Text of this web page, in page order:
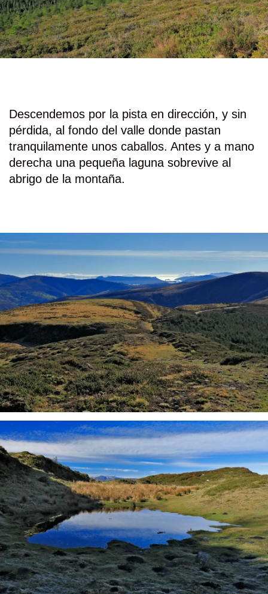
Descendemos por la pista en dirección, y sin
pérdida, al fondo del valle donde pastan
tranquilamente unos caballos. Antes y a mano
derecha una pequeña laguna sobrevive al
abrigo de la montaña.